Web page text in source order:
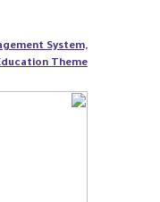
System,
Theme